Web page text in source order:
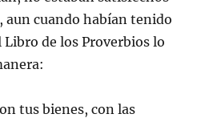
aun cuando habían tenido
Libro de los Proverbios lo
tus bienes, con las